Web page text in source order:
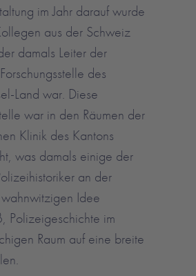
im Jahr darauf wurde
aus der Schweiz
damals Leiter der
des
Land war. Diese
war in den Räumen der
Klinik des Kantons
was damals einige der
an der
Idee
Polizeigeschichte im
Raum auf eine breite